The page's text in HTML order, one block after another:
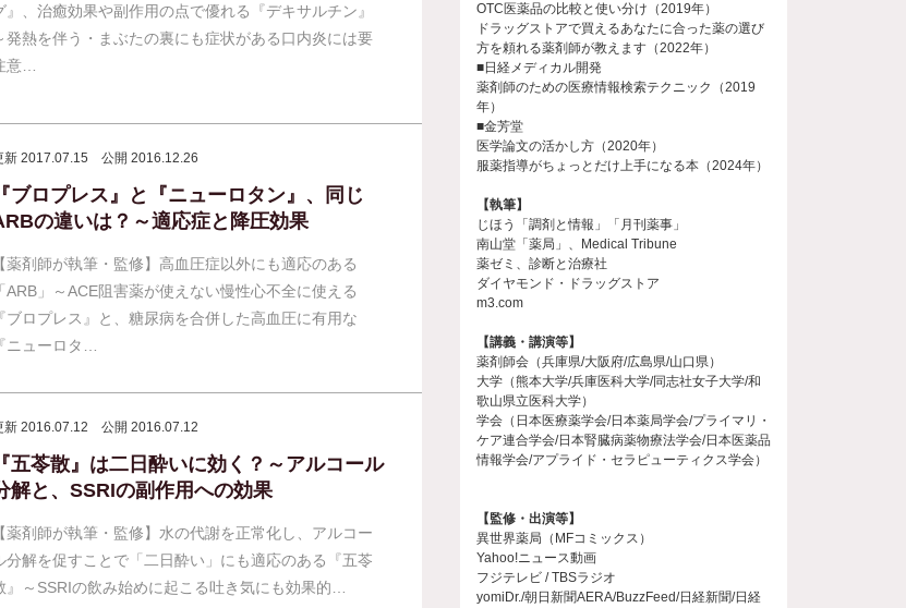
』、治癒効果や副作用の点で優れる『デキサルチン』
発熱を伴う・まぶたの裏にも症状がある口内炎には要
意…
新 2017.07.15 公開 2016.12.26
『ブロプレス』と『ニューロタン』、同じ
の違いは？～適応症と降圧効果
【薬剤師が執筆・監修】高血圧症以外にも適応のある
「ARB」～ACE阻害薬が使えない慢性心不全に使える
『ブロプレス』と、糖尿病を合併した高血圧に有用な
『ニューロタ…
新 2016.07.12 公開 2016.07.12
『五苓散』は二日酔いに効く？～アルコール
解と、SSRIの副作用への効果
【薬剤師が執筆・監修】水の代謝を正常化し、アルコー
分解を促すことで「二日酔い」にも適応のある『五苓
』～SSRIの飲み始めに起こる吐き気にも効果的…
OTC医薬品の比較と使い分け（2019年）
ドラッグストアで買えるあなたに合った薬の選び
方を頼れる薬剤師が教えます（2022年）
■日経メディカル開発
薬剤師のための医療情報検索テクニック（2019
年）
■金芳堂
医学論文の活かし方（2020年）
服薬指導がちょっとだけ上手になる本（2024年）
【執筆】
じほう「調剤と情報」「月刊薬事」
南山堂「薬局」、Medical Tribune
薬ゼミ、診断と治療社
ダイヤモンド・ドラッグストア
m3.com
【講義・講演等】
薬剤師会（兵庫県/大阪府/広島県/山口県）
大学（熊本大学/兵庫医科大学/同志社女子大学/和
歌山県立医科大学）
学会（日本医療薬学会/日本薬局学会/プライマリ・
ケア連合学会/日本腎臓病薬物療法学会/日本医薬品
情報学会/アプライド・セラピューティクス学会）
【監修・出演等】
異世界薬局（MFコミックス）
Yahoo!ニュース動画
フジテレビ / TBSラジオ
yomiDr./朝日新聞AERA/BuzzFeed/日経新聞/日経